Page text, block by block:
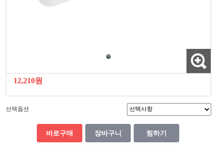
12,210원
선택옵션
바로구매 장바구니 찜하기